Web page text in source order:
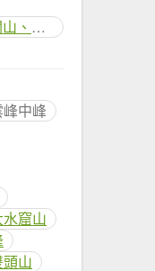
八大秀(八通關山、大水窟山、秀姑巒山)
峰中峰
水窟山
山